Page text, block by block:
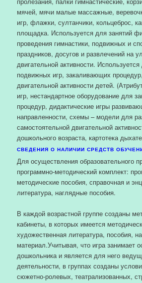
мячей, мячи малые массажные,
игр, флажки, султанчики, кольцеброс,
площадка. Используется для занятий
проведения гимнастики, подвижных и
праздников, досугов и развлечений на
двигательной активности.
подвижных игр, закаливающих
двигательной активности детей.
игр, нестандартное оборудование для
процедур, дидактические игры
направленности, схемы – модели для
самостоятельной двигательной
дошкольного возраста, картотека
СВЕДЕНИЯ О НАЛИЧИИ СРЕДСТВ
Для осуществления образовательного
программно-методический комплект:
методические пособия, справочная и
литература, наглядные пособия.
В каждой возрастной группе созданы
кабинеты, в которых имеется
художественная литература, пособия,
материал.Учитывая, что игра занимает
дошкольника и является для него
деятельности, в группах созданы
сюжетно-ролевых, театрализованных,